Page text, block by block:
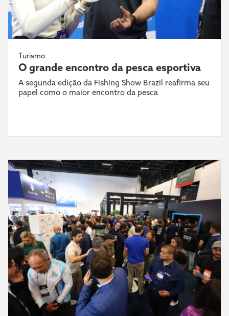
Turismo
O grande encontro da pesca esportiva
A segunda edição da Fishing Show Brazil reafirma seu
papel como o maior encontro da pesca